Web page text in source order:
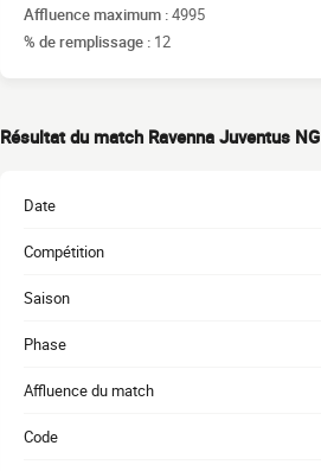
Affluence maximum :4995
% de remplissage : 12
Résultat du match Ravenna Juventus NG
Date
Compétition
Saison
Phase
Affluence du match
Code